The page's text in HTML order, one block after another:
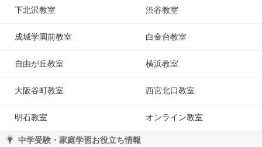
下北沢教室 渋谷教室
成城学園前教室 白金台教室
自由が丘教室 横浜教室
大阪谷町教室 西宮北口教室
明石教室 オンライン教室
中学受験・家庭学習お役立ち情報